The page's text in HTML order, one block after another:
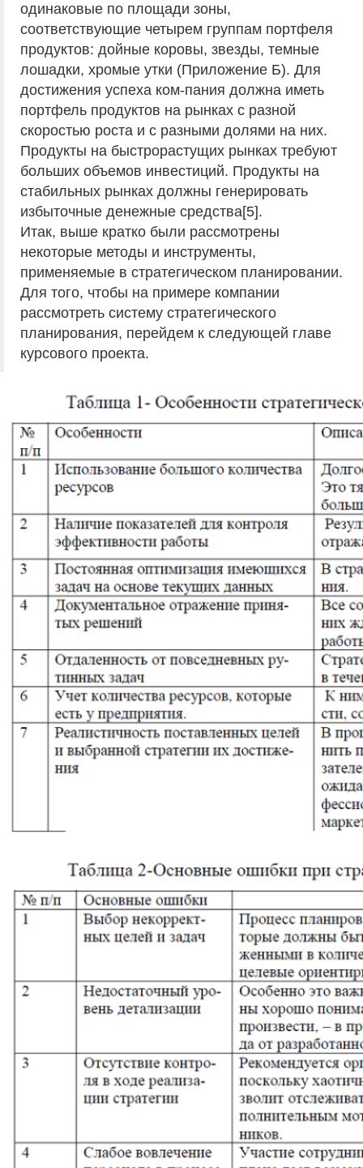
одинаковые по площади зоны,
соответствующие четырем группам портфеля
продуктов: дойные коровы, звезды, темные
лошадки, хромые утки (Приложение Б). Для
достижения успеха ком-пания должна иметь
портфель продуктов на рынках с разной
скоростью роста и с разными долями на них.
Продукты на быстрорастущих рынках требуют
больших объемов инвестиций. Продукты на
стабильных рынках должны генерировать
избыточные денежные средства[5].
Итак, выше кратко были рассмотрены
некоторые методы и инструменты,
применяемые в стратегическом планировании.
Для того, чтобы на примере компании
рассмотреть систему стратегического
планирования, перейдем к следующей главе
курсового проекта.